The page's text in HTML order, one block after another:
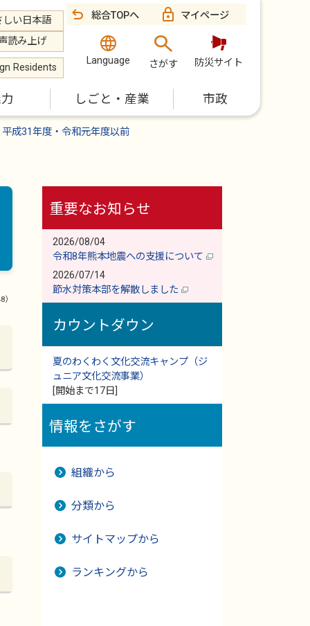
しい日本語
読み上げ
Residents
総合TOPへ マイページ
Language さがす 防災サイト
しごと・産業 市政
平成31年度・令和元年度以前
）
重要なお知らせ
2026/08/04
令和8年熊本地震への支援について
2026/07/14
節水対策本部を解散しました
カウントダウン
夏のわくわく文化交流キャンプ（ジ
ュニア文化交流事業）
[開始まで17日]
情報をさがす
組織から
分類から
サイトマップから
ランキングから